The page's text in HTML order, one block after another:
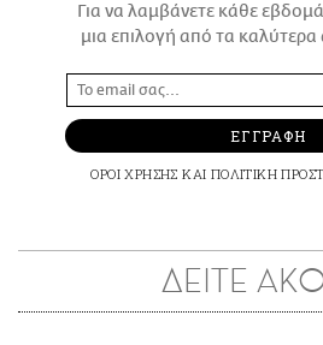
Για να λαμβάνετε κάθε
μια επιλογή από τα
ΕΓΓΡΑΦΗ
ΟΡΟΙ ΧΡΗΣΗΣ ΚΑΙ ΠΟΛΙΤΙΚΗ
ΔΕΙΤΕ